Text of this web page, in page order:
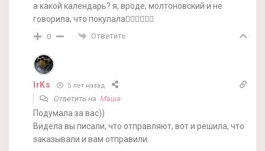
а какой календарь? я, вроде, молтоновский и не
говорила, что покупала🤷‍♀️🤷‍♀️🤷‍♀️
0 Ответить
IrKs 5 лет назад
Ответить на Маша
Подумала за вас))
Видела вы писали, что отправляют, вот и решила, что
заказывали и вам отправили.